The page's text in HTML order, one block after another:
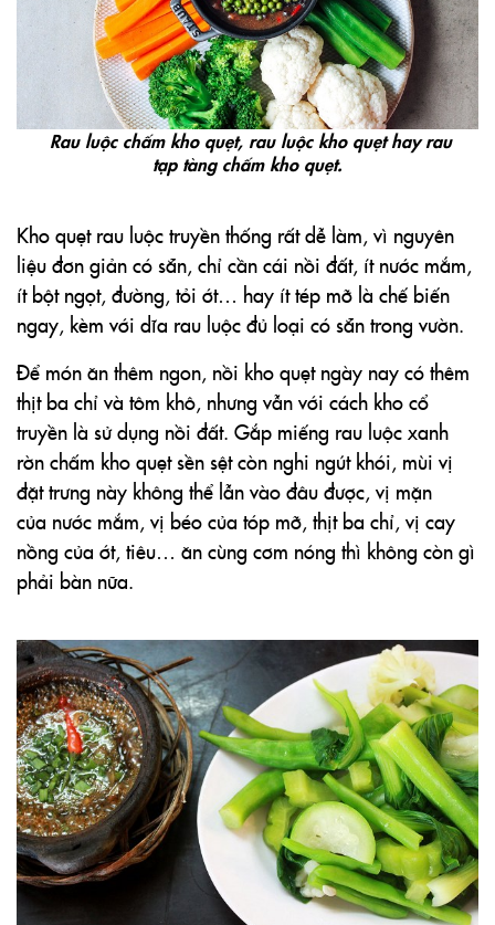
Rau luộc chấm kho quẹt, rau luộc kho quẹt hay rau
tạp tàng chấm kho quẹt.
Kho quẹt rau luộc truyền thống rất dễ làm, vì nguyên
liệu đơn giản có sẵn, chỉ cần cái nồi đất, ít nước mắm,
ít bột ngọt, đường, tỏi ớt… hay ít tép mỡ là chế biến
ngay, kèm với dĩa rau luộc đủ loại có sẵn trong vườn.
Để món ăn thêm ngon, nồi kho quẹt ngày nay có thêm
thịt ba chỉ và tôm khô, nhưng vẫn với cách kho cổ
truyền là sử dụng nồi đất. Gắp miếng rau luộc xanh
rờn chấm kho quẹt sền sệt còn nghi ngút khói, mùi vị
đặt trưng này không thể lẫn vào đâu được, vị mặn
của nước mắm, vị béo của tóp mỡ, thịt ba chỉ, vị cay
nồng của ớt, tiêu… ăn cùng cơm nóng thì không còn gì
phải bàn nữa.